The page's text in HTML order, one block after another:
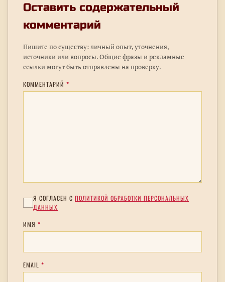
Оставить содержательный
комментарий
Пишите по существу: личный опыт, уточнения,
источники или вопросы. Общие фразы и рекламные
ссылки могут быть отправлены на проверку.
КОММЕНТАРИЙ *
Я СОГЛАСЕН С ПОЛИТИКОЙ ОБРАБОТКИ ПЕРСОНАЛЬНЫХ
ДАННЫХ
ИМЯ *
EMAIL *